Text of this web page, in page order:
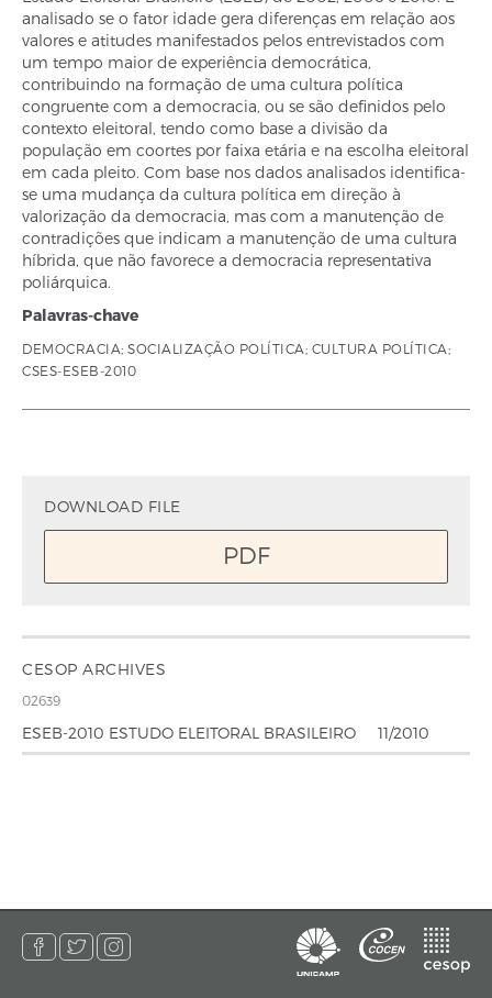
analisado se o fator idade gera diferenças em relação aos
valores e atitudes manifestados pelos entrevistados com
um tempo maior de experiência democrática,
contribuindo na formação de uma cultura política
congruente com a democracia, ou se são definidos pelo
contexto eleitoral, tendo como base a divisão da
população em coortes por faixa etária e na escolha eleitoral
em cada pleito. Com base nos dados analisados identifica-
se uma mudança da cultura política em direção à
valorização da democracia, mas com a manutenção de
contradições que indicam a manutenção de uma cultura
híbrida, que não favorece a democracia representativa
poliárquica.
Palavras-chave
DEMOCRACIA; SOCIALIZAÇÃO POLÍTICA; CULTURA POLÍTICA;
CSES-ESEB-2010
DOWNLOAD FILE
PDF
CESOP ARCHIVES
02639
ESEB-2010 ESTUDO ELEITORAL BRASILEIRO 11/2010